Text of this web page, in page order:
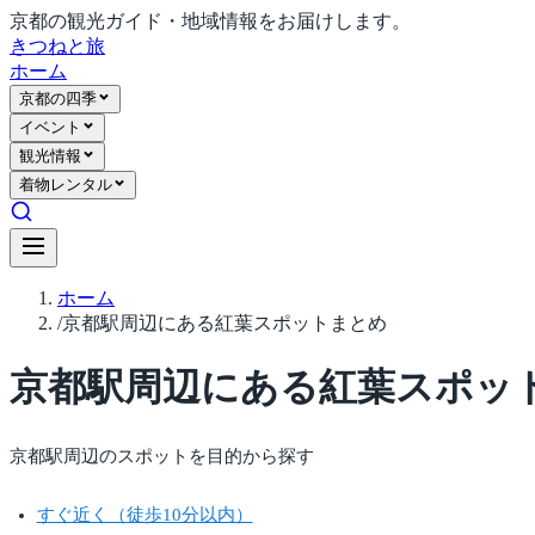
京都の観光ガイド・地域情報をお届けします。
きつねと旅
ホーム
京都の四季
イベント
観光情報
着物レンタル
ホーム
/京都駅周辺にある紅葉スポットまとめ
京都駅周辺にある紅葉スポッ
京都駅周辺のスポットを目的から探す
すぐ近く（徒歩10分以内）